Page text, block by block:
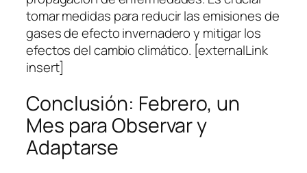
tomar medidas para reducir las emisiones de
gases de efecto invernadero y mitigar los
efectos del cambio climático. [externalLink
insert]
Conclusión: Febrero, un
Mes para Observar y
Adaptarse